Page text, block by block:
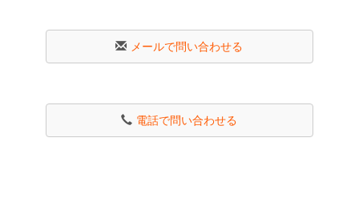
メールで問い合わせる
電話で問い合わせる